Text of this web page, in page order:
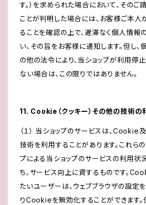
す。）を求められた場合において、そのご
ことが判明した場合には、お客様ご本人
ることを確認の上で、遅滞なく個人情報
い、その旨をお客様に通知します。但し
の他の法令により、当ショップが利用停
ない場合は、この限りではありません。
11. Cookie（クッキー）その他の技術の
（１） 当ショップのサービスは、Cookie
技術を利用することがあります。これら
プによる当ショップのサービスの利用状
ち、サービス向上に資するものです。
たいユーザーは、ウェブブラウザの設定
りCookieを無効化することができます